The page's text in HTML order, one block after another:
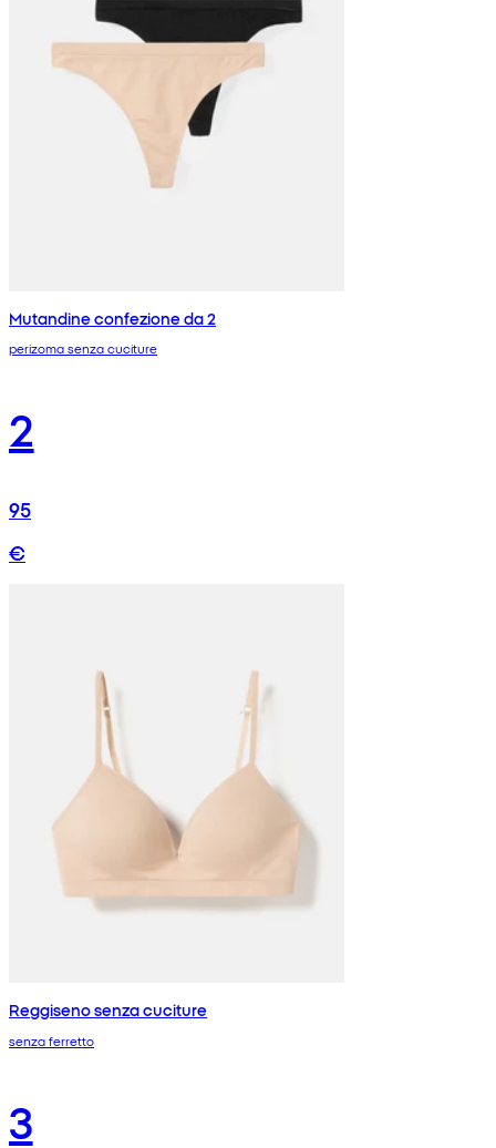
Mutandine confezione da 2
perizoma senza cuciture
2
95
€
Reggiseno senza cuciture
senza ferretto
3